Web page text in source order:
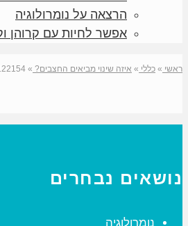
הרצאה על נומרולוגיה
אפשר לחיות עם קרוהן
ראשי » כללי » איזה שינוי מביאים החצבים? »
נושאים נבחרים
נומרולוגיה